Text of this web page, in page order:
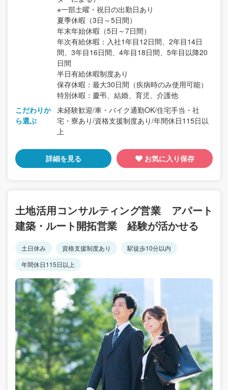
※一部土曜・祝日の出勤日あり
夏季休暇（3日～5日間）
年末年始休暇（5日～7日間）
年次有給休暇：入社1年目12日間、2年目14日
間、3年目16日間、4年目18日間、5年目以降20
日間
半日有給休暇制度あり
保存休暇：最大30日間（疾病時のみ使用可能）
特別休暇：慶弔、結婚、育児、介護他
こだわりか
ら選ぶ
未経験歓迎/車・バイク通勤OK/住宅手当・社
宅・寮あり/資格支援制度あり/年間休日115日以
上
詳細を見る お気に入り保存
土地活用コンサルティング営業 アパート
建築・ルート開拓営業 経験が活かせる
土日休み 資格支援制度あり
駅徒歩10分以内
年間休日115日以上